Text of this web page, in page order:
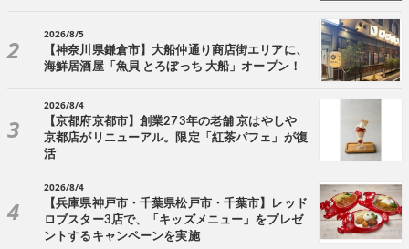
2026/8/5
【神奈川県鎌倉市】大船仲通り商店街エリアに、
海鮮居酒屋「魚貝 とろぼっち 大船」オープン！
2026/8/4
【京都府京都市】創業273年の老舗 京はやしや
京都店がリニューアル。限定「紅茶パフェ」が復
活
2026/8/4
【兵庫県神戸市・千葉県松戸市・千葉市】レッド
ロブスター3店で、「キッズメニュー」をプレゼ
ントするキャンペーンを実施